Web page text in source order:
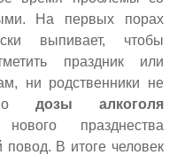
На первых порах
выпивает, чтобы
праздник или
ни родственники не
дозы алкоголя
празднества
повод. В итоге человек